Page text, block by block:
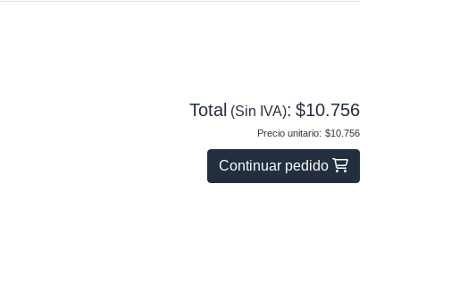
Total (Sin IVA): $10.756
Precio unitario: $10.756
Continuar pedido